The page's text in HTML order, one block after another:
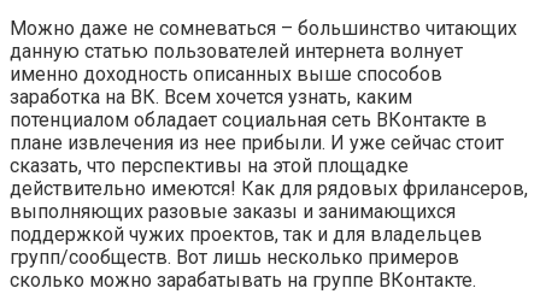
Можно даже не сомневаться – большинство читающих
данную статью пользователей интернета волнует
именно доходность описанных выше способов
заработка на ВК. Всем хочется узнать, каким
потенциалом обладает социальная сеть ВКонтакте в
плане извлечения из нее прибыли. И уже сейчас стоит
сказать, что перспективы на этой площадке
действительно имеются! Как для рядовых фрилансеров,
выполняющих разовые заказы и занимающихся
поддержкой чужих проектов, так и для владельцев
групп/сообществ. Вот лишь несколько примеров
сколько можно зарабатывать на группе ВКонтакте.